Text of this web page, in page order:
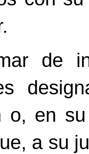
de
o, en
a su